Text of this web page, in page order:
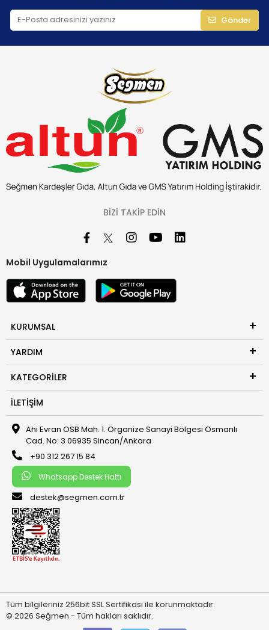
Gönder
BIZI TAKIP EDIN
Mobil Uygulamalarımız
KURUMSAL
YARDIM
KATEGORILER
İLETIŞIM
Ahi Evran OSB Mah. 1. Organize Sanayi Bölgesi Osmanlı
Cad. No: 3 06935 Sincan/Ankara
+90 312 267 15 84
Whatsapp Destek Hattı
destek@segmen.com.tr
Tüm bilgileriniz 256bit SSL Sertifikası ile korunmaktadır.
© 2026 Seğmen - Tüm hakları saklıdır.